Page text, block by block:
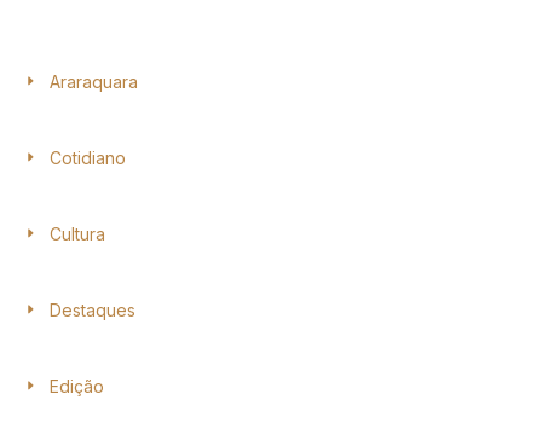
Araraquara
Cotidiano
Cultura
Destaques
Edição